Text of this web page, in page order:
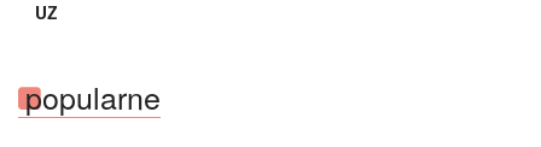
UZ
popularne